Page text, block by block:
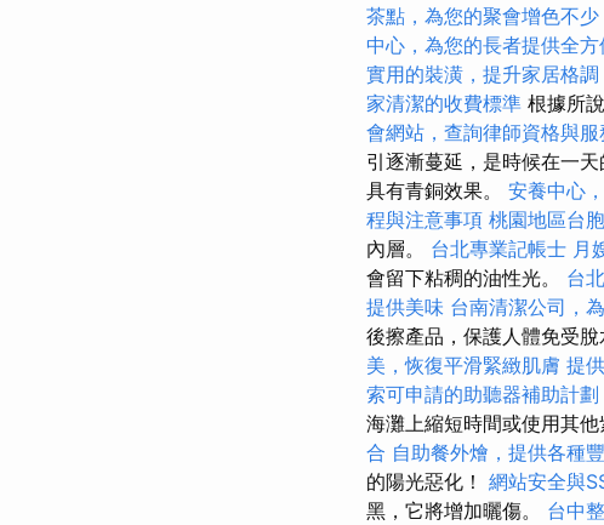
茶點，為您的聚會增色不少
中心，為您的長者提供全
實用的裝潢，提升家居格調
家清潔的收費標準 根據所
會網站，查詢律師資格與服
引逐漸蔓延，是時候在一
具有青銅效果。 安養中心
程與注意事項 桃園地區台
內層。 台北專業記帳士 月
會留下粘稠的油性光。 台
提供美味 台南清潔公司，
後擦產品，保護人體免受脫
美，恢復平滑緊緻肌膚 提
索可申請的助聽器補助計劃
海灘上縮短時間或使用其
合 自助餐外燴，提供各種
的陽光惡化！ 網站安全與
黑，它將增加曬傷。 台中